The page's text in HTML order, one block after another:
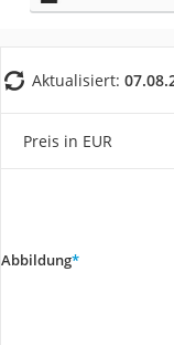
Aktualisiert:
Preis in EUR
Abbildung*